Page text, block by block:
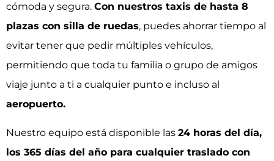
cómoda y segura. Con nuestros taxis de hasta 8
plazas con silla de ruedas, puedes ahorrar tiempo al
evitar tener que pedir múltiples vehículos,
permitiendo que toda tu familia o grupo de amigos
viaje junto a ti a cualquier punto e incluso al
aeropuerto.
Nuestro equipo está disponible las 24 horas del día,
los 365 días del año para cualquier traslado con